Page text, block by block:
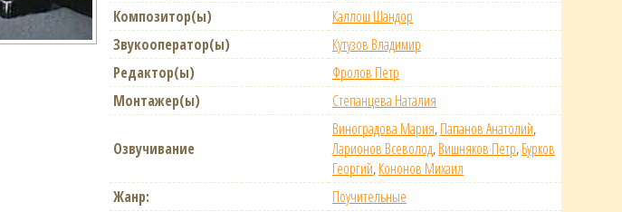
Композитор(ы)
Каллош Шандор
Звукооператор(ы)
Кутузов Владимир
Редактор(ы)
Фролов Петр
Монтажер(ы)
Степанцева Наталия
Озвучивание
Виноградова Мария,Папанов Анатолий,
Ларионов Всеволод,Вишняков Петр,Бурков
Георгий,Кононов Михаил
Жанр:
Поучительные